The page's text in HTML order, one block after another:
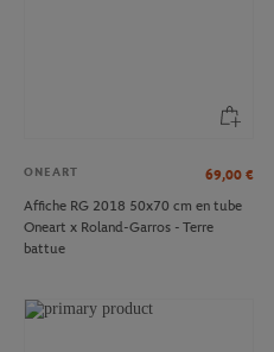
ONEART 69,00 €
Affiche RG 2018 50x70 cm en tube
Oneart x Roland-Garros - Terre
battue